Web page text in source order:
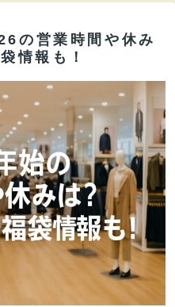
の営業時間や休み
情報も！